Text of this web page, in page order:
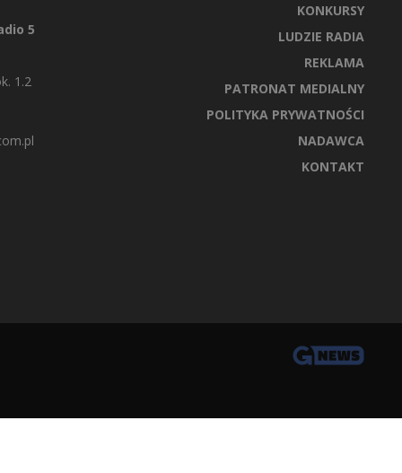
5
1.2
KONKURSY
LUDZIE RADIA
REKLAMA
PATRONAT MEDIALNY
POLITYKA PRYWATNOŚCI
NADAWCA
KONTAKT